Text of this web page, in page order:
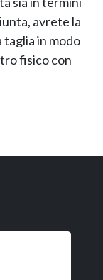
avrete la
taglia in modo
fisico con